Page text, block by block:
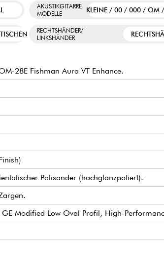
AKUSTIKGITARRE
MODELLE
KLEINE / 00 / 000 / OM /
RECHTSHÄNDER/
LINKSHÄNDER
28E Fishman Aura VT Enhance.
Palisander (hochglanzpoliert).
Modified Low Oval Profil, High-
Small (true pleked)
(Lautstärke-/Klangregler im Schallloch)
w/ Butterbean Buttons